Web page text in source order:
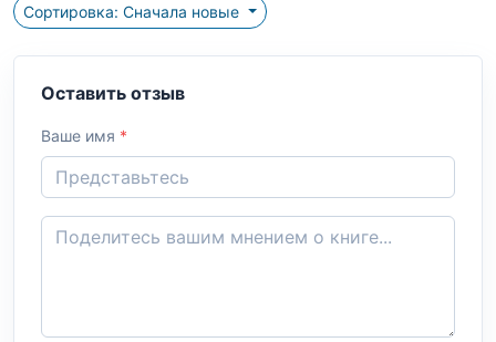
Сортировка: Сначала новые
Оставить отзыв
Ваше имя *